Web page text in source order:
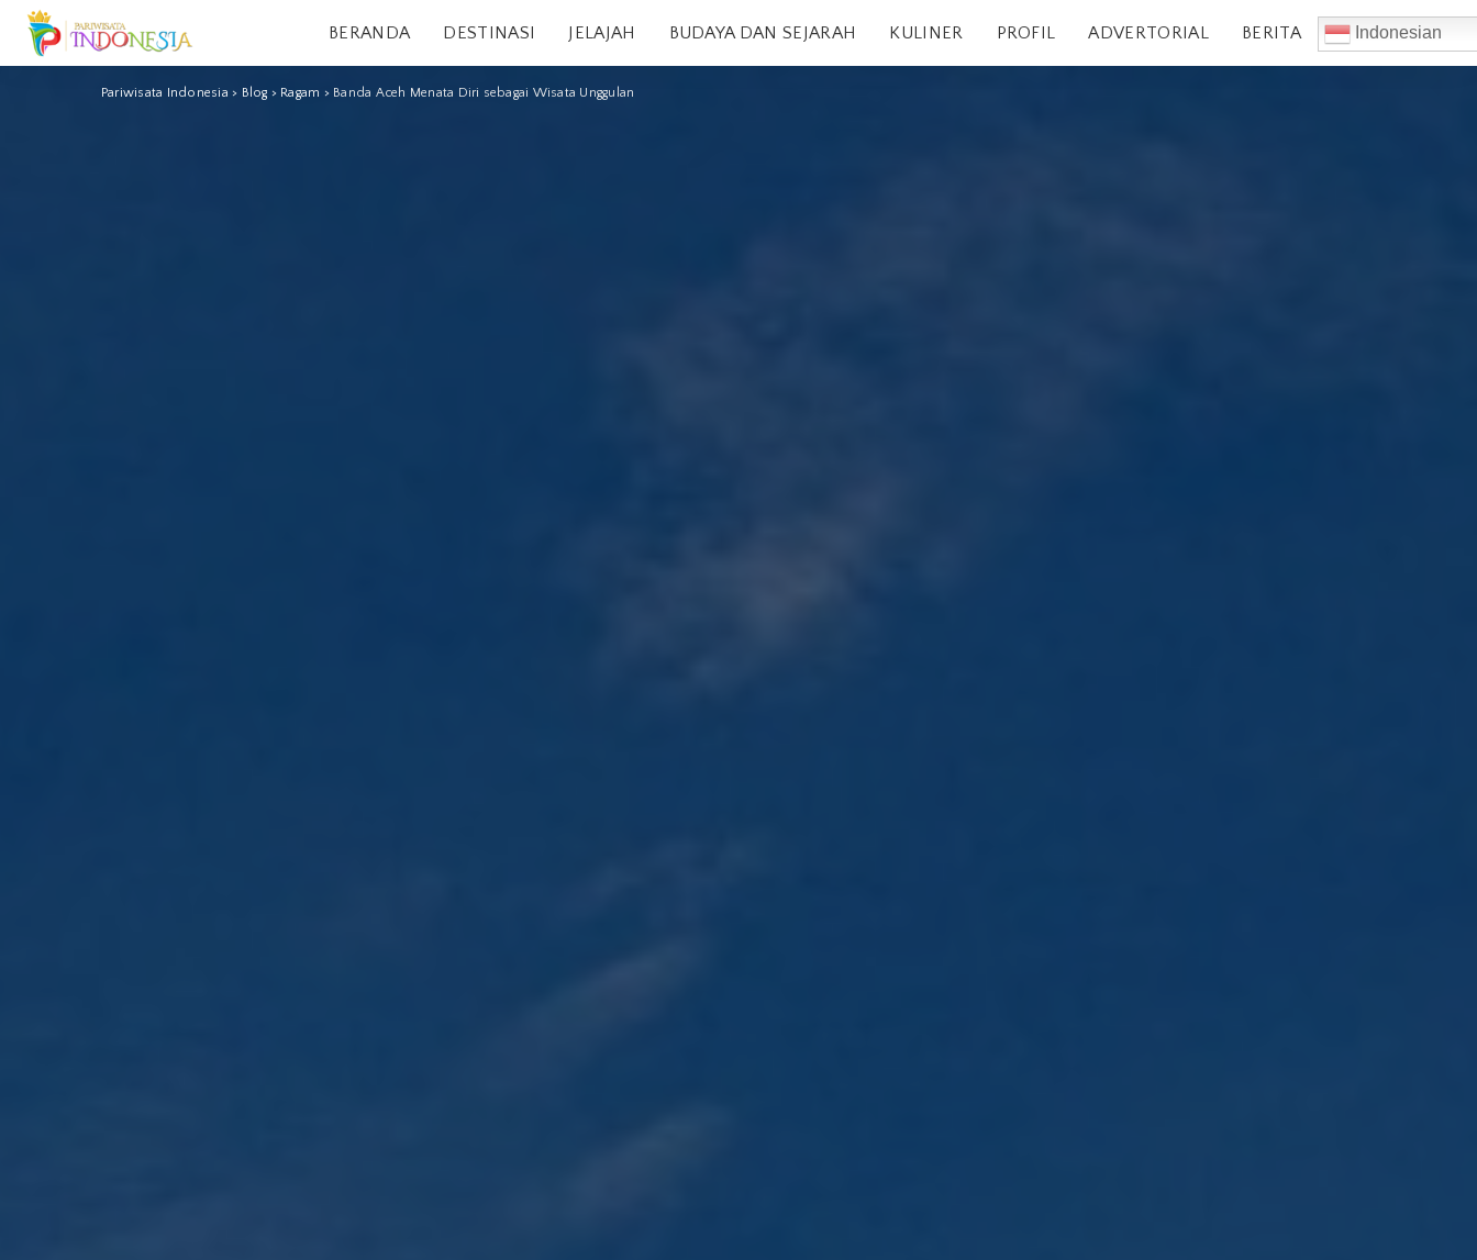
BERANDA DESTINASI JELAJAH BUDAYA DAN SEJARAH KULINER PROFIL ADVERTORIAL BERITA Indonesian
Pariwisata Indonesia > Blog > Ragam > Banda Aceh Menata Diri sebagai Wisata Unggulan